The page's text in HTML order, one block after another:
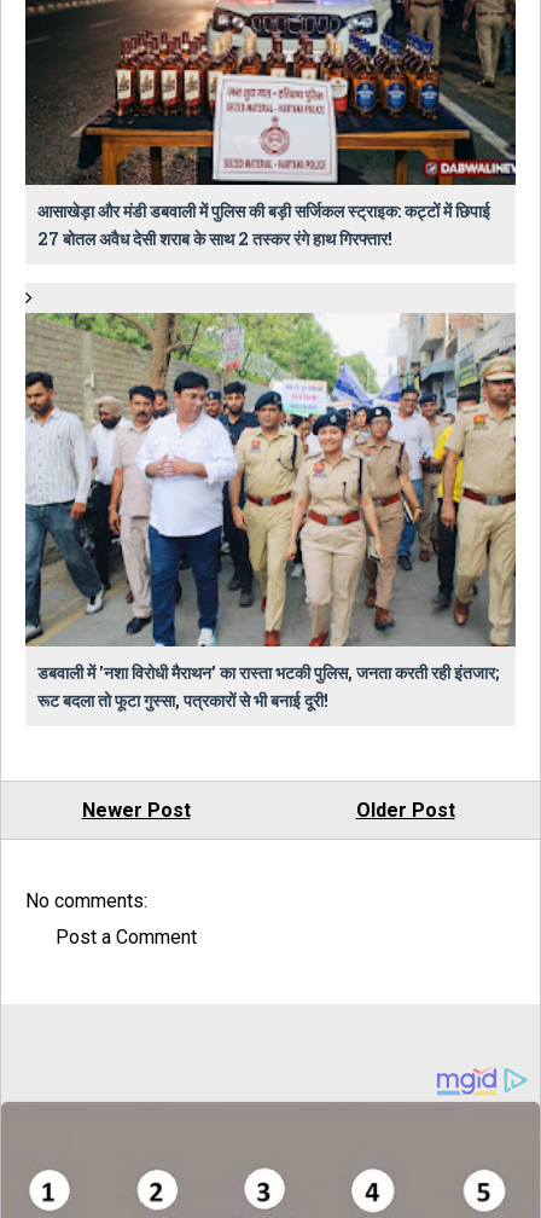
आसाखेड़ा और मंडी डबवाली में पुलिस की बड़ी सर्जिकल स्ट्राइक: कट्टों में छिपाई
27 बोतल अवैध देसी शराब के साथ 2 तस्कर रंगे हाथ गिरफ्तार!
डबवाली में 'नशा विरोधी मैराथन' का रास्ता भटकी पुलिस, जनता करती रही इंतजार;
रूट बदला तो फूटा गुस्सा, पत्रकारों से भी बनाई दूरी!
Newer Post Older Post
No comments:
Post a Comment